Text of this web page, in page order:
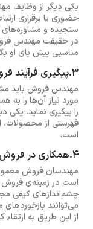
یکی دیگر از وظایف
حضوری یا برقراری
سنجیده و مشاوره‌های
در حقیقت مهندس
مناسبی پیش پای او
3.پیگیری فرآیند فروش
مهندس فروش باید
مورد نیاز آن‌ها را
را پیگیری نماید.
فهرستی از محصولات،
است.
4.همکاری در فروش
مهندسان فروش
است در زمینه‌ی فروش
چشم‌اندازهای کیفی
می‌توانند
از این طریق به